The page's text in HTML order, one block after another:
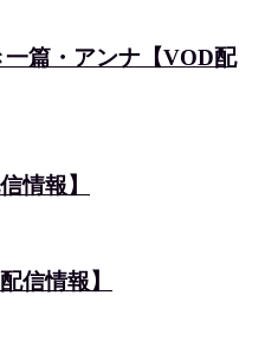
篇・アンナ【VOD配
情報】
信情報】